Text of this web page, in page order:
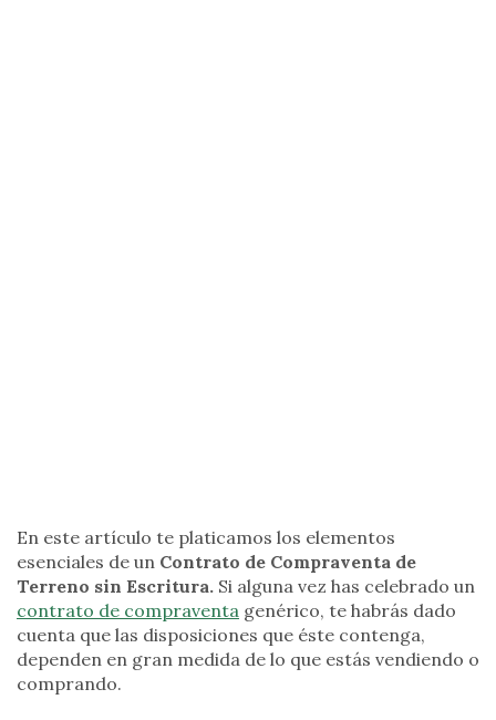
En este artículo te platicamos los elementos
esenciales de un Contrato de Compraventa de
Terreno sin Escritura. Si alguna vez has celebrado un
contrato de compraventa genérico, te habrás dado
cuenta que las disposiciones que éste contenga,
dependen en gran medida de lo que estás vendiendo o
comprando.